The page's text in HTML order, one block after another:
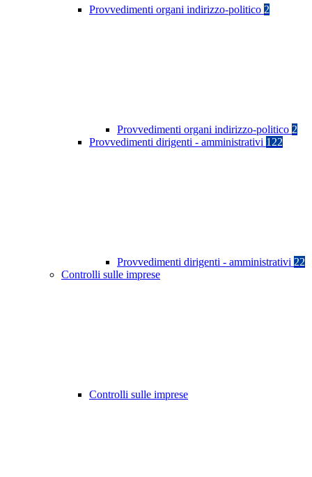
Provvedimenti organi indirizzo-politico 2
Provvedimenti organi indirizzo-politico 2
Provvedimenti dirigenti - amministrativi 122
Provvedimenti dirigenti - amministrativi 22
Controlli sulle imprese
Controlli sulle imprese